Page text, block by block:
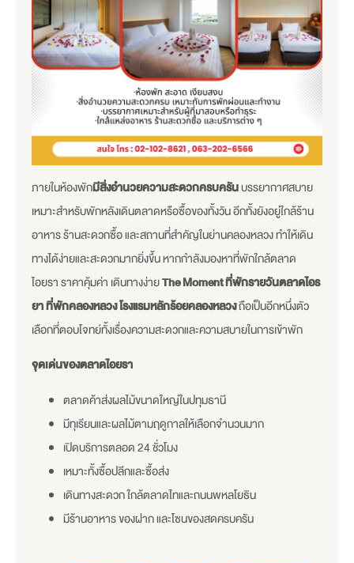
ภายในห้องพักมีสิ่งอำนวยความสะดวกครบครันบรรยากาศสบาย
เหมาะสำหรับพักหลังเดินตลาดหรือซื้อของทั้งวัน อีกทั้งยังอยู่ใกล้ร้าน
อาหาร ร้านสะดวกซื้อ และสถานที่สำคัญในย่านคลองหลวง ทำให้เดิน
ทางได้ง่ายและสะดวกมากยิ่งขึ้น หากกำลังมองหาที่พักใกล้ตลาด
ไอยรา ราคาคุ้มค่า เดินทางง่ายThe Moment ที่พักรายวันตลาดไอร
ยา ที่พักคลองหลวง โรงแรมหลักร้อยคลองหลวงถือเป็นอีกหนึ่งตัว
เลือกที่ตอบโจทย์ทั้งเรื่องความสะดวกและความสบายในการเข้าพัก
จุดเด่นของตลาดไอยรา
ตลาดค้าส่งผลไม้ขนาดใหญ่ในปทุมธานี
มีทุเรียนและผลไม้ตามฤดูกาลให้เลือกจำนวนมาก
เปิดบริการตลอด 24 ชั่วโมง
เหมาะทั้งซื้อปลีกและซื้อส่ง
เดินทางสะดวก ใกล้ตลาดไทและถนนพหลโยธิน
มีร้านอาหาร ของฝาก และโซนของสดครบครัน